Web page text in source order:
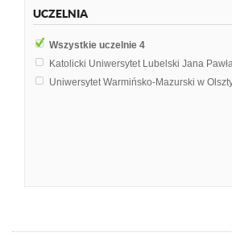
UCZELNIA
Wszystkie uczelnie 4
Katolicki Uniwersytet Lubelski Jana
Uniwersytet Warmińsko-Mazurski w